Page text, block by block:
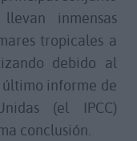
inmensas
tropicales a
debido al
informe de
(el IPCC)
conclusión.